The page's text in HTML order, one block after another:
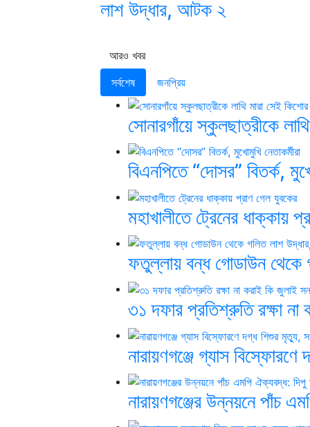
লাশ উদ্ধার, আটক ২
আরও খবর
সর্বশেষ
জনপ্রিয়
সোনারগাঁয়ে স্কুলছাত্রীকে
বিএনপিতে “দোসর” বিতর্ক,
মহাখালীতে ট্রেনের ধাক্কায়
ফতুল্লায় বন্ধ গোডাউন
৩১ দফার প্রতিশ্রুতি রক্ষা
নারায়ণগঞ্জে গ্যাস
নারায়ণগঞ্জের উন্নয়নে পাঁচ